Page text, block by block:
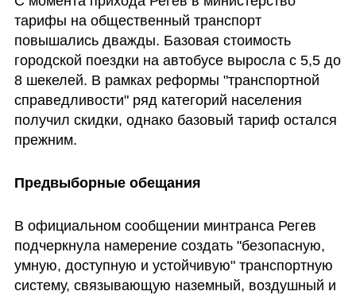
тарифы на общественный транспорт
повышались дважды. Базовая стоимость
городской поездки на автобусе выросла с 5,5 до
8 шекелей. В рамках реформы "транспортной
справедливости" ряд категорий населения
получил скидки, однако базовый тариф остался
прежним.
Предвыборные обещания
В официальном сообщении минтранса Регев
подчеркнула намерение создать "безопасную,
умную, доступную и устойчивую" транспортную
систему, связывающую наземный, воздушный и